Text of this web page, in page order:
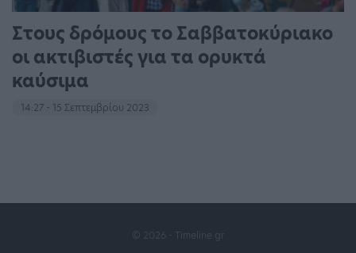
Στους δρόμους το Σαββατοκύριακο
οι ακτιβιστές για τα ορυκτά
καύσιμα
14:27 - 15 Σεπτεμβρίου 2023
© 2026 - Timeline.gr